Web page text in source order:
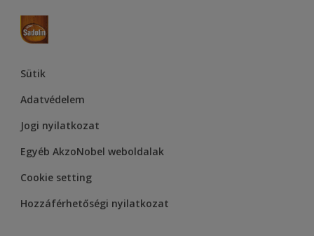
Dulux
Supralux
Sütik
Adatvédelem
Jogi nyilatkozat
Egyéb AkzoNobel weboldalak
Cookie setting
Hozzáférhetőségi nyilatkozat